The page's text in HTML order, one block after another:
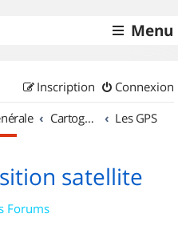
Menu
Connexion
Inscription
Cartographie et GPS Les GPS
satellite
Forums